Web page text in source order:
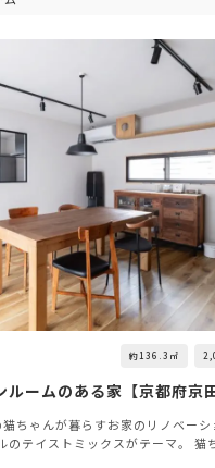
約136.3㎡
ームのある家【京都府京
ちゃんが暮らすお家のリノベーシ
のテイストミックスがテーマ。 猫